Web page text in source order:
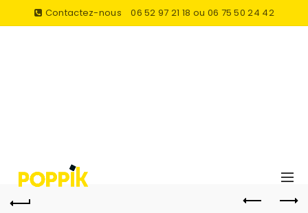
Contactez-nous 06 52 97 21 18 ou 06 75 50 24 42